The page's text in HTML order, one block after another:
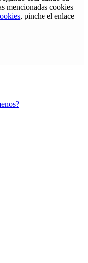
mencionadas cookies
, pinche el enlace